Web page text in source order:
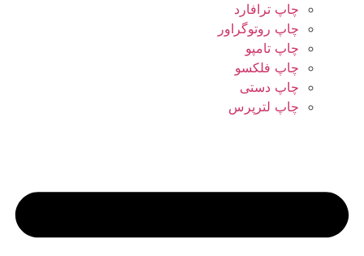
چاپ ترافارد
چاپ روتوگراور
چاپ تامپو
چاپ فلکسو
چاپ دستی
چاپ لترپرس